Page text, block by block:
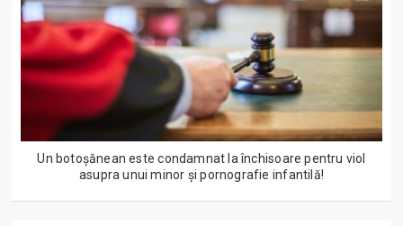
Un botoșănean este condamnat la închisoare pentru viol
asupra unui minor și pornografie infantilă!